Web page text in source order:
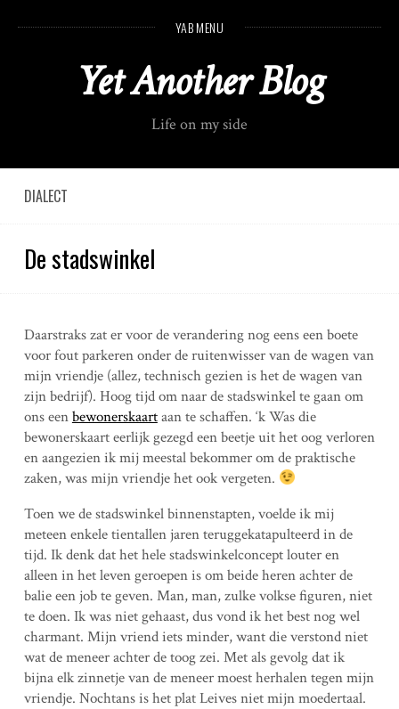
n
YAB MENU
Yet Another Blog
Life on my side
DIALECT
De stadswinkel
Daarstraks zat er voor de verandering nog eens een boete
voor fout parkeren onder de ruitenwisser van de wagen van
mijn vriendje (allez, technisch gezien is het de wagen van
zijn bedrijf). Hoog tijd om naar de stadswinkel te gaan om
ons eenbewonerskaartaan te schaffen. ‘k Was die
bewonerskaart eerlijk gezegd een beetje uit het oog verloren
en aangezien ik mij meestal bekommer om de praktische
zaken, was mijn vriendje het ook vergeten.
Toen we de stadswinkel binnenstapten, voelde ik mij
meteen enkele tientallen jaren teruggekatapulteerd in de
tijd. Ik denk dat het hele stadswinkelconcept louter en
alleen in het leven geroepen is om beide heren achter de
balie een job te geven. Man, man, zulke volkse figuren, niet
te doen. Ik was niet gehaast, dus vond ik het best nog wel
charmant. Mijn vriend iets minder, want die verstond niet
wat de meneer achter de toog zei. Met als gevolg dat ik
bijna elk zinnetje van de meneer moest herhalen tegen mijn
vriendje. Nochtans is het plat Leives niet mijn moedertaal.